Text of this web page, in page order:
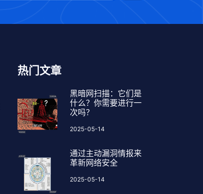
热门文章
黑暗网扫描：它们是
什么？你需要进行一
次吗？
2025-05-14
通过主动漏洞情报来
革新网络安全
2025-05-14